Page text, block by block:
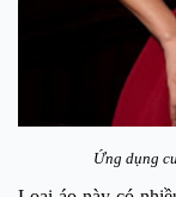
Ứng dụng